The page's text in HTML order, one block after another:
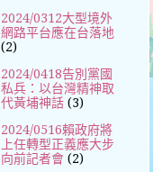
2024/0312大型境外
網路平台應在台落地
(2)
2024/0418告別黨國
私兵：以台灣精神取
代黃埔神話 (3)
2024/0516賴政府將
上任轉型正義應大步
向前記者會 (2)